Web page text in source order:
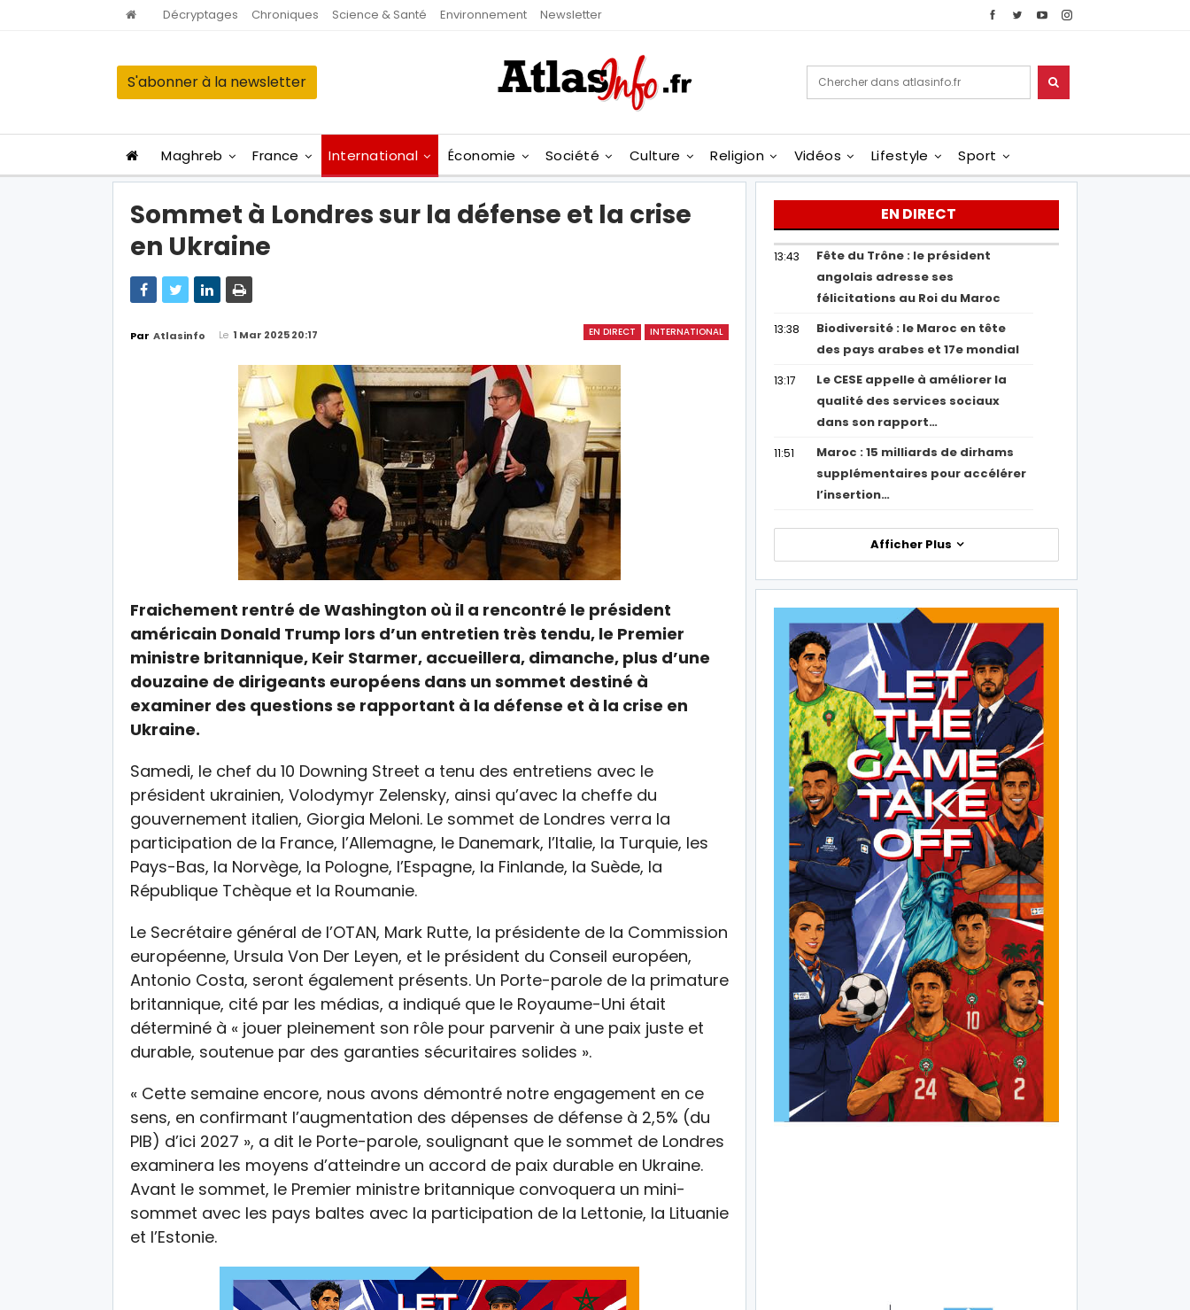
Décryptages Chroniques Science & Santé Environnement Newsletter
S'abonner à la newsletter
Maghreb France International Économie Société Culture Religion Vidéos Lifestyle Sport
Sommet à Londres sur la défense et la crise
en Ukraine
EN DIRECT INTERNATIONAL
Par Atlasinfo Le 1 Mar 2025 20:17
Fraichement rentré de Washington où il a rencontré le président
américain Donald Trump lors d’un entretien très tendu, le Premier
ministre britannique, Keir Starmer, accueillera, dimanche, plus d’une
douzaine de dirigeants européens dans un sommet destiné à
examiner des questions se rapportant à la défense et à la crise en
Ukraine.
Samedi, le chef du 10 Downing Street a tenu des entretiens avec le
président ukrainien, Volodymyr Zelensky, ainsi qu’avec la cheffe du
gouvernement italien, Giorgia Meloni. Le sommet de Londres verra la
participation de la France, l’Allemagne, le Danemark, l’Italie, la Turquie, les
Pays-Bas, la Norvège, la Pologne, l’Espagne, la Finlande, la Suède, la
République Tchèque et la Roumanie.
Le Secrétaire général de l’OTAN, Mark Rutte, la présidente de la Commission
européenne, Ursula Von Der Leyen, et le président du Conseil européen,
Antonio Costa, seront également présents. Un Porte-parole de la primature
britannique, cité par les médias, a indiqué que le Royaume-Uni était
déterminé à « jouer pleinement son rôle pour parvenir à une paix juste et
durable, soutenue par des garanties sécuritaires solides ».
« Cette semaine encore, nous avons démontré notre engagement en ce
sens, en confirmant l’augmentation des dépenses de défense à 2,5% (du
PIB) d’ici 2027 », a dit le Porte-parole, soulignant que le sommet de Londres
examinera les moyens d’atteindre un accord de paix durable en Ukraine.
Avant le sommet, le Premier ministre britannique convoquera un mini-
sommet avec les pays baltes avec la participation de la Lettonie, la Lituanie
et l’Estonie.
EN DIRECT
13:43
Fête du Trône : le président
angolais adresse ses
félicitations au Roi du Maroc
13:38
Biodiversité : le Maroc en tête
des pays arabes et 17e mondial
13:17
Le CESE appelle à améliorer la
qualité des services sociaux
dans son rapport…
11:51
Maroc : 15 milliards de dirhams
supplémentaires pour accélérer
l’insertion…
Afficher Plus